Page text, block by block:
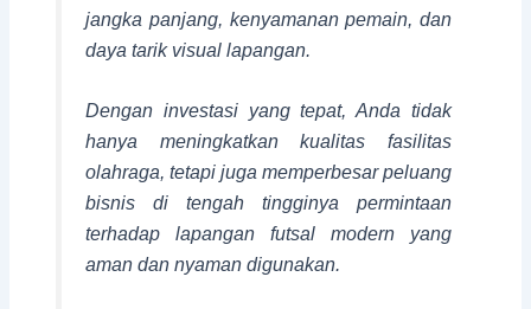
jangka panjang, kenyamanan pemain, dan
daya tarik visual lapangan.
Dengan investasi yang tepat, Anda tidak
hanya meningkatkan kualitas fasilitas
olahraga, tetapi juga memperbesar peluang
bisnis di tengah tingginya permintaan
terhadap lapangan futsal modern yang
aman dan nyaman digunakan.